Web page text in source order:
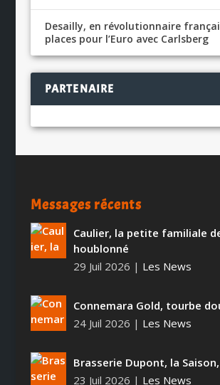
Desailly, en révolutionnaire
places pour l’Euro avec Carlsberg
PARTENAIRE
Messages récents
Caulier, la petite familiale
houblonné
29 Juil 2026 | Les News
Connemara Gold, tourbe
24 Juil 2026 | Les News
Brasserie Dupont, la
23 Juil 2026 | Les News